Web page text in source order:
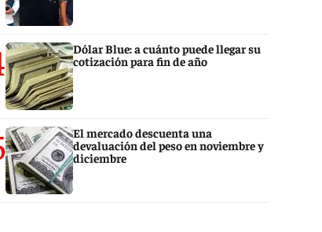
Dólar Blue: a cuánto puede llegar su
cotización para fin de año
El mercado descuenta una
devaluación del peso en noviembre y
diciembre